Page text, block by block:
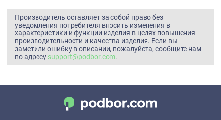
Производитель оставляет за собой право без
уведомления потребителя вносить изменения в
характеристики и функции изделия в целях повышения
производительности и качества изделия. Если вы
заметили ошибку в описании, пожалуйста, сообщите нам
по адресу support@podbor.com.